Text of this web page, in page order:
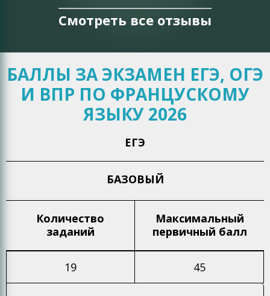
Смотреть все отзывы
БАЛЛЫ ЗА ЭКЗАМЕН ЕГЭ, ОГЭ
И ВПР ПО ФРАНЦУСКОМУ
ЯЗЫКУ 2026
ЕГЭ
БАЗОВЫЙ
Количество
заданий
Максимальный
первичный балл
19 45